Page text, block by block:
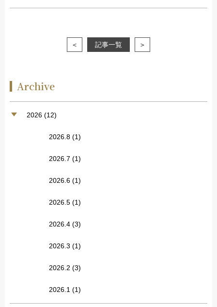
＜ 記事一覧 ＞
Archive
2026 (12)
2026.8 (1)
2026.7 (1)
2026.6 (1)
2026.5 (1)
2026.4 (3)
2026.3 (1)
2026.2 (3)
2026.1 (1)